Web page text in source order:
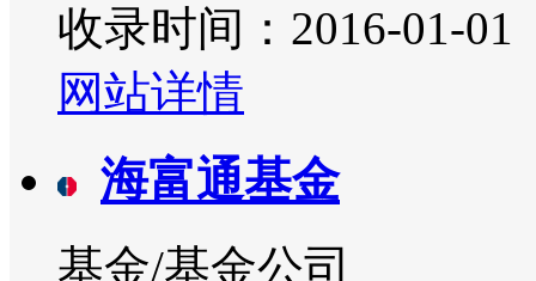
收录时间：2016-01-01
网站详情
海富通基金
基金/基金公司